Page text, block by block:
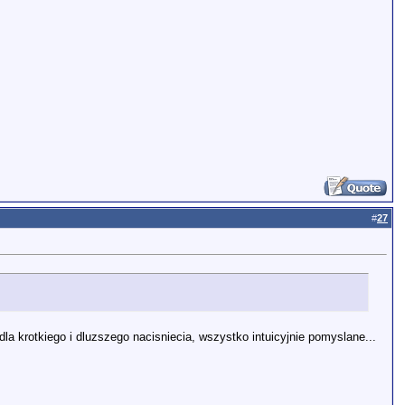
#27
krotkiego i dluzszego nacisniecia, wszystko intuicyjnie pomyslane...